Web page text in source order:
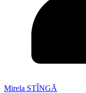
Mirela STÎNGĂ